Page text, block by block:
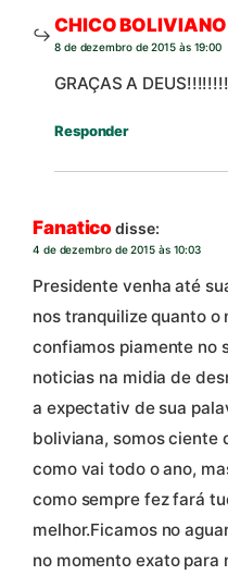
CHICO BOLIVIANO
8 de dezembro de 2015 às 19:00
GRAÇAS A
Responder
Fanatico disse:
4 de dezembro de 2015 às 10:03
Presidente venha até
nos tranquilize quanto o
confiamos piamente no
noticias na midia de
a expectativ de sua
boliviana, somos ciente
como vai todo o ano,
como sempre fez fará
melhor.Ficamos no
no momento exato para